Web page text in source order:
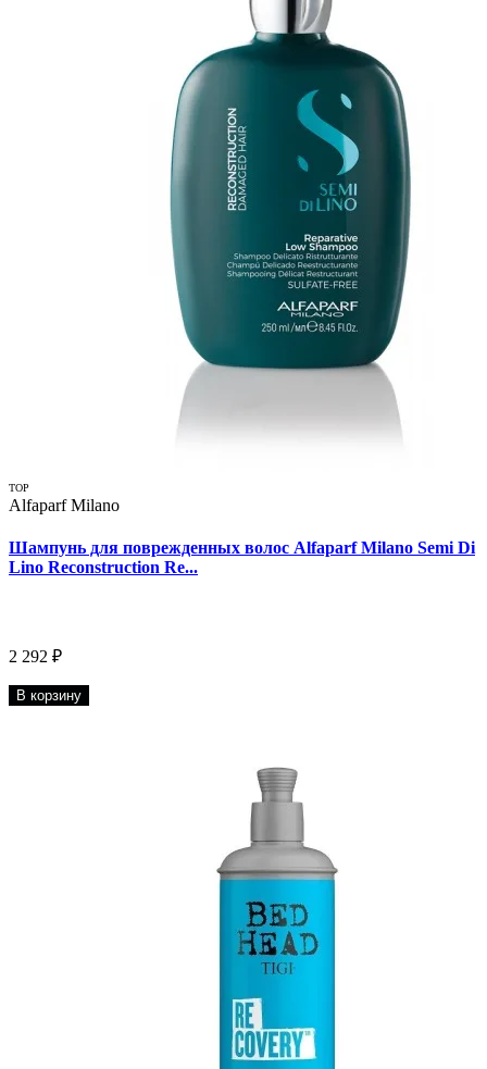
TOP
Alfaparf Milano
Шампунь для поврежденных волос Alfaparf Milano Semi Di
Lino Reconstruction Re...
2 292 ₽
В корзину